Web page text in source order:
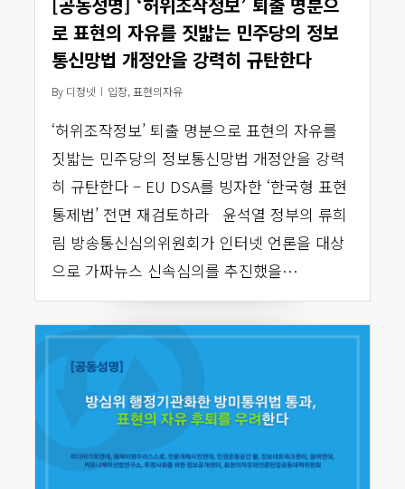
로 표현의 자유를 짓밟는 민주당의 정보
통신망법 개정안을 강력히 규탄한다
By 디정넷 입장, 표현의자유
‘허위조작정보’ 퇴출 명분으로 표현의 자유를
짓밟는 민주당의 정보통신망법 개정안을 강력
히 규탄한다 – EU DSA를 빙자한 ‘한국형 표현
통제법’ 전면 재검토하라 윤석열 정부의 류희
림 방송통신심의위원회가 인터넷 언론을 대상
으로 가짜뉴스 신속심의를 추진했을…